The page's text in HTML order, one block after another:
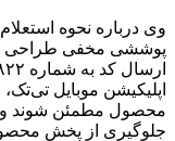
وی درباره نحوه
پوششی مخفی طراحی
اپلیکیشن موبایل
محصول مطمئن شوند و
جلوگیری از پخش